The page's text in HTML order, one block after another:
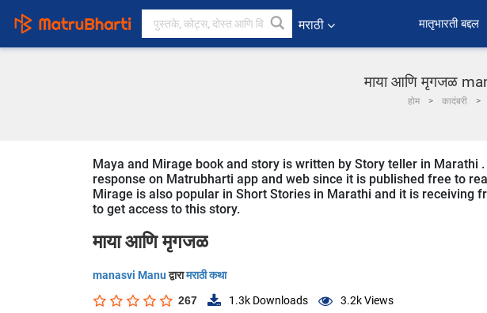
मराठी ﻿मातृभारती बद्दल
माया आणि मृगजळ
होम कादंबरी
Maya and Mirage book and story is written by Story teller in Marathi
response on Matrubharti app and web since it is published free to
Mirage is also popular in Short Stories in Marathi and it is receiving
to get access to this story.
माया आणि मृगजळ
manasvi Manuद्वारामराठी कथा
267 1.3k Downloads 3.2kViews